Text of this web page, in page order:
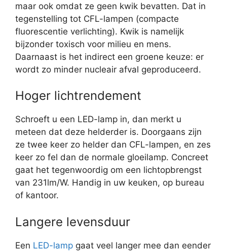
maar ook omdat ze geen kwik bevatten. Dat in
tegenstelling tot CFL-lampen (compacte
fluorescentie verlichting). Kwik is namelijk
bijzonder toxisch voor milieu en mens.
Daarnaast is het indirect een groene keuze: er
wordt zo minder nucleair afval geproduceerd.
Hoger lichtrendement
Schroeft u een LED-lamp in, dan merkt u
meteen dat deze helderder is. Doorgaans zijn
ze twee keer zo helder dan CFL-lampen, en zes
keer zo fel dan de normale gloeilamp. Concreet
gaat het tegenwoordig om een lichtopbrengst
van 231lm/W. Handig in uw keuken, op bureau
of kantoor.
Langere levensduur
Een LED-lamp gaat veel langer mee dan eender